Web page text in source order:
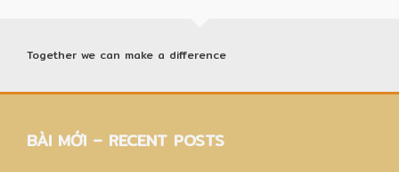
Together we can make a difference
BÀI MỚI – RECENT POSTS